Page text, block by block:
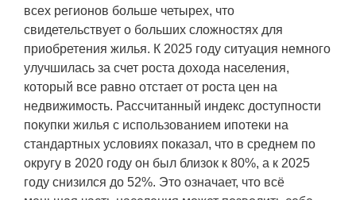
всех регионов больше четырех, что
свидетельствует о больших сложностях для
приобретения жилья. К 2025 году ситуация немного
улучшилась за счет роста дохода населения,
который все равно отстает от роста цен на
недвижимость. Рассчитанный индекс доступности
покупки жилья с использованием ипотеки на
стандартных условиях показал, что в среднем по
округу в 2020 году он был близок к 80%, а к 2025
году снизился до 52%. Это означает, что всё